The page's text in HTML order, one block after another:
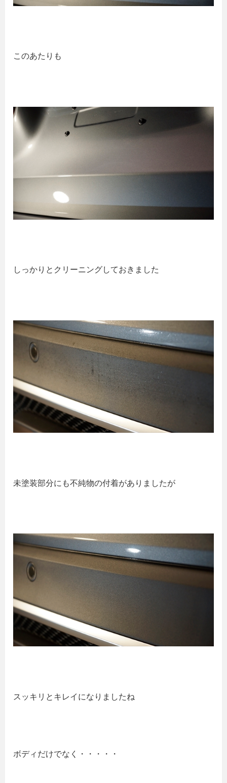
このあたりも
しっかりとクリーニングしておきました
未塗装部分にも不純物の付着がありましたが
スッキリとキレイになりましたね
ボディだけでなく・・・・・